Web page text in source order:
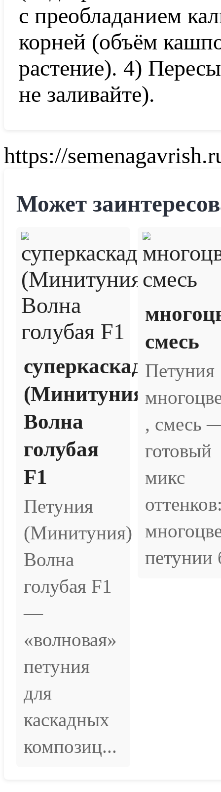
с преобладанием
корней (объём
растение). 4)
не заливайте).
https://
Может
суперкаскадная
(Минитуния)
Волна
голубая
F1
Петуния
(Минитуния)
Волна
голубая F1
—
«волновая»
петуния
для
каскадных
композиц...
смесь
Петуния
, смесь
готовый
микс
петунии